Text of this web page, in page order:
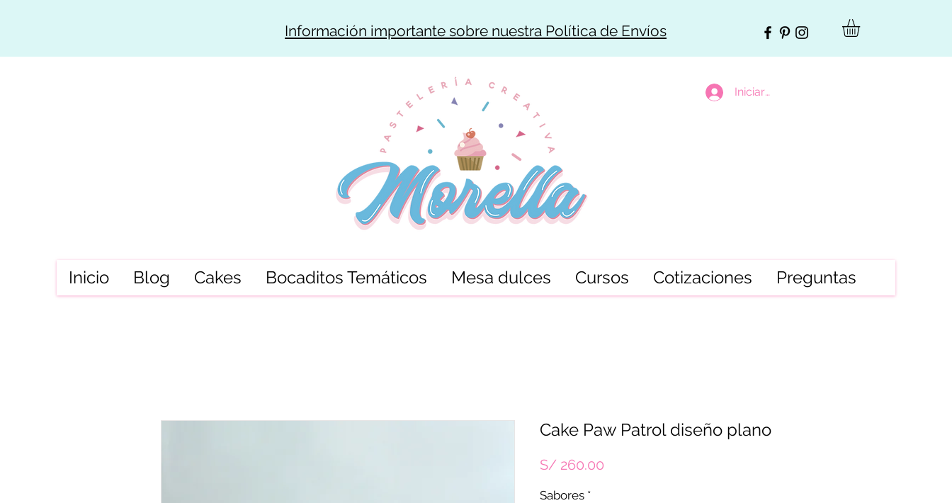
Iniciar sesión
Cake Paw Patrol diseño plano
S/ 260.00
Sabores *
Información importante sobre nuestra Política de Envíos
Inicio Blog Cakes Bocaditos Temáticos Mesa dulces Cursos Cotizaciones Preguntas